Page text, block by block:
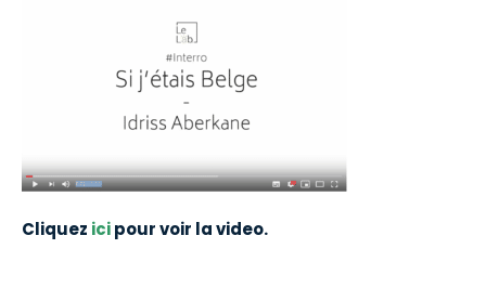
Cliquez icipour voir la video.